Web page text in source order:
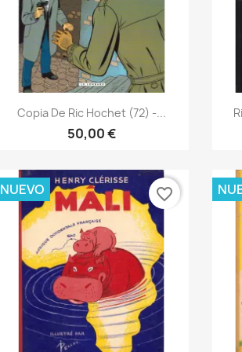
Vista rápida
Copia De Ric Hochet (72) -...
50,00 €
NUEVO favorite_border